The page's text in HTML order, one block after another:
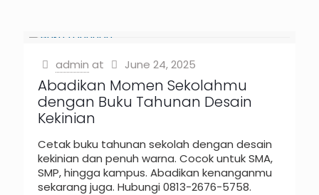
admin at June 24, 2025
Abadikan Momen Sekolahmu
dengan Buku Tahunan Desain
Kekinian
Cetak buku tahunan sekolah dengan desain
kekinian dan penuh warna. Cocok untuk SMA,
SMP, hingga kampus. Abadikan kenanganmu
sekarang juga. Hubungi 0813-2676-5758.